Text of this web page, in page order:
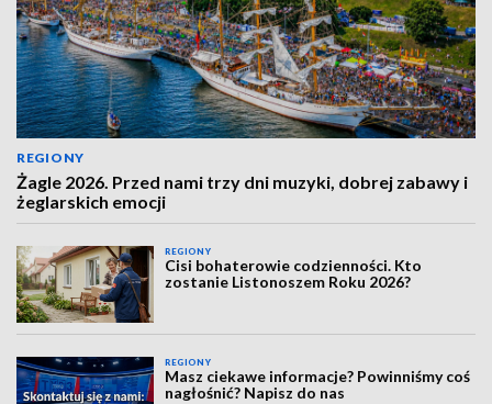
REGIONY
Żagle 2026. Przed nami trzy dni muzyki, dobrej zabawy i
żeglarskich emocji
REGIONY
Cisi bohaterowie codzienności. Kto
zostanie Listonoszem Roku 2026?
REGIONY
Masz ciekawe informacje? Powinniśmy coś
nagłośnić? Napisz do nas